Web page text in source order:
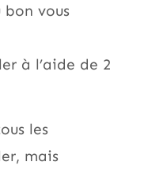
vous
à l’aide de 2
les
mais